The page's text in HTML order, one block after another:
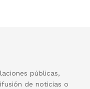
públicas,
de noticias o